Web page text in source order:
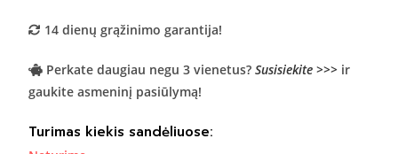
14 dienų grąžinimo garantija!
Perkate daugiau negu 3 vienetus?Susisiekite >>> ir
gaukite asmeninį pasiūlymą!
Turimas kiekis sandėliuose: